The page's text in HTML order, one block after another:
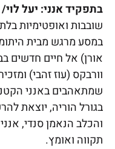
בתפקיד אנני: יעל
שובבות ואופטימיות
במסע מרגש מבית
אורן) אל חיים חדשים
וורבקס (עוז זהבי)
שמתאהבים באנני
בגורל הוריה, יוצאת
והכלב הנאמן סנדי,
תקווה ואומץ.